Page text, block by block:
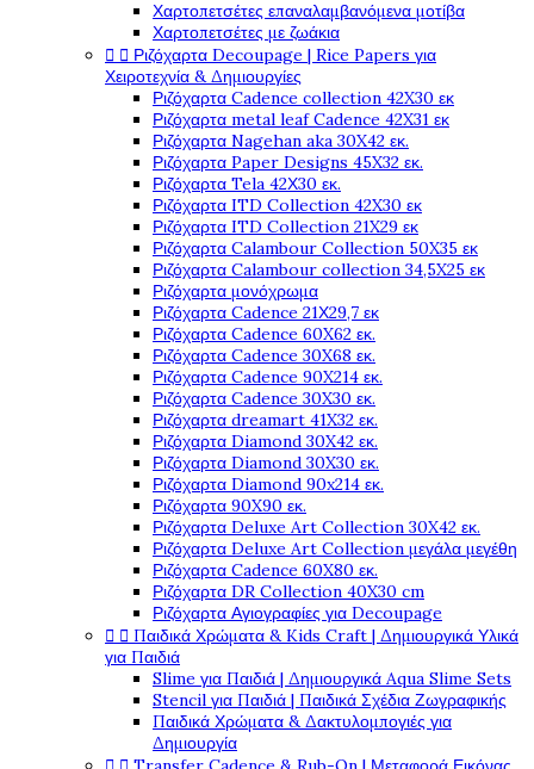
Χαρτοπετσέτες επαναλαμβανόμενα μοτίβα
Χαρτοπετσέτες με ζωάκια
  Ριζόχαρτα Decoupage | Rice Papers για
Χειροτεχνία & Δημιουργίες
Ριζόχαρτα Cadence collection 42X30 εκ
Ριζόχαρτα metal leaf Cadence 42X31 εκ
Ριζόχαρτα Nagehan aka 30X42 εκ.
Ριζόχαρτα Paper Designs 45X32 εκ.
Ριζόχαρτα Tela 42Χ30 εκ.
Ριζόχαρτα ITD Collection 42X30 εκ
Ριζόχαρτα ITD Collection 21X29 εκ
Ριζόχαρτα Calambour Collection 50X35 εκ
Ριζόχαρτα Calambour collection 34,5X25 εκ
Ριζόχαρτα μονόχρωμα
Ριζόχαρτα Cadence 21Χ29,7 εκ
Ριζόχαρτα Cadence 60X62 εκ.
Ριζόχαρτα Cadence 30X68 εκ.
Ριζόχαρτα Cadence 90X214 εκ.
Ριζόχαρτα Cadence 30X30 εκ.
Ριζόχαρτα dreamart 41X32 εκ.
Ριζόχαρτα Diamond 30X42 εκ.
Ριζόχαρτα Diamond 30X30 εκ.
Ριζόχαρτα Diamond 90x214 εκ.
Ριζόχαρτα 90X90 εκ.
Ριζόχαρτα Deluxe Art Collection 30X42 εκ.
Ριζόχαρτα Deluxe Art Collection μεγάλα μεγέθη
Ριζόχαρτα Cadence 60X80 εκ.
Ριζόχαρτα DR Collection 40X30 cm
Ριζόχαρτα Αγιογραφίες για Decoupage
  Παιδικά Χρώματα & Kids Craft | Δημιουργικά Υλικά
για Παιδιά
Slime για Παιδιά | Δημιουργικά Aqua Slime Sets
Stencil για Παιδιά | Παιδικά Σχέδια Ζωγραφικής
Παιδικά Χρώματα & Δακτυλομπογιές για
Δημιουργία